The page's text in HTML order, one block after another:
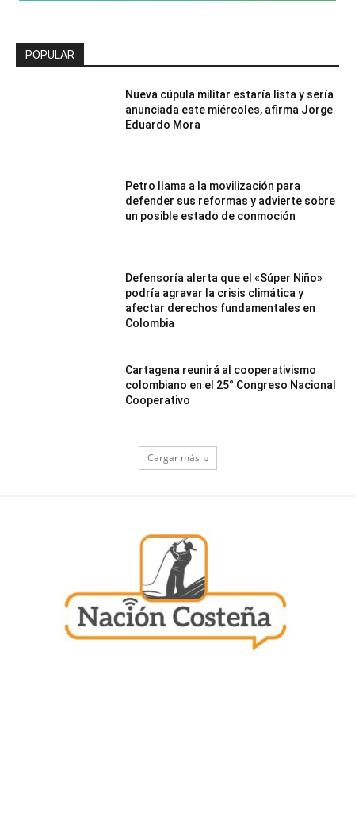
POPULAR
Nueva cúpula militar estaría lista y sería
anunciada este miércoles, afirma Jorge
Eduardo Mora
Petro llama a la movilización para
defender sus reformas y advierte sobre
un posible estado de conmoción
Defensoría alerta que el «Súper Niño»
podría agravar la crisis climática y
afectar derechos fundamentales en
Colombia
Cartagena reunirá al cooperativismo
colombiano en el 25° Congreso Nacional
Cooperativo
Cargar más